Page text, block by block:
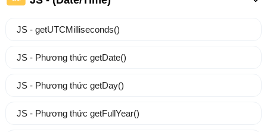
JS - getUTCMilliseconds()
JS - Phương thức getDate()
JS - Phương thức getDay()
JS - Phương thức getFullYear()